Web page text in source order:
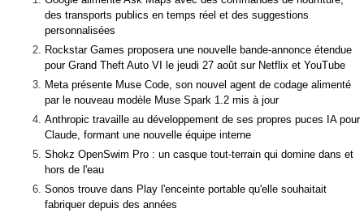
des transports publics en temps réel et des suggestions
personnalisées
Rockstar Games proposera une nouvelle bande-annonce étendue
pour Grand Theft Auto VI le jeudi 27 août sur Netflix et YouTube
Meta présente Muse Code, son nouvel agent de codage alimenté
par le nouveau modèle Muse Spark 1.2 mis à jour
Anthropic travaille au développement de ses propres puces IA pour
Claude, formant une nouvelle équipe interne
Shokz OpenSwim Pro : un casque tout-terrain qui domine dans et
hors de l'eau
Sonos trouve dans Play l'enceinte portable qu'elle souhaitait
fabriquer depuis des années